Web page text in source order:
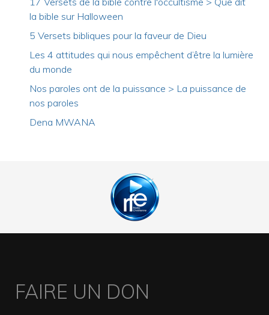
la bible sur Halloween
5 Versets bibliques pour la faveur de Dieu
Les 4 attitudes qui nous empêchent d’être la lumière
du monde
Nos paroles ont de la puissance > La puissance de
nos paroles
Dena MWANA
FAIRE UN DON